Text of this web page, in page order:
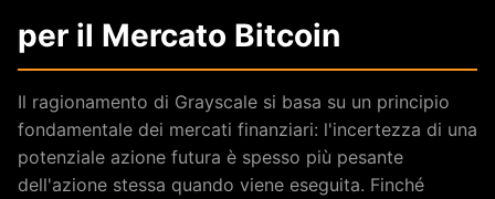
per il Mercato Bitcoin
Il ragionamento di Grayscale si basa su un principio
fondamentale dei mercati finanziari: l'incertezza di una
potenziale azione futura è spesso più pesante
dell'azione stessa quando viene eseguita. Finché